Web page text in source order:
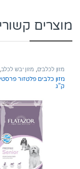
מוצרים
מזון לכלבים, מזון יבש לכלב,
מבוגר - סניור
ק”ג